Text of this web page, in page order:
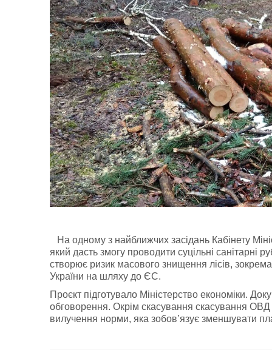
На одному з найближчих засідань Кабінету
який дасть змогу проводити суцільні
створює ризик масового знищення лісів, зокрема
України на шляху до ЄС.
Проєкт підготувало Міністерство економіки.
обговорення. Окрім скасування скасування ОВД
вилучення норми, яка зобов’язує зменшувати